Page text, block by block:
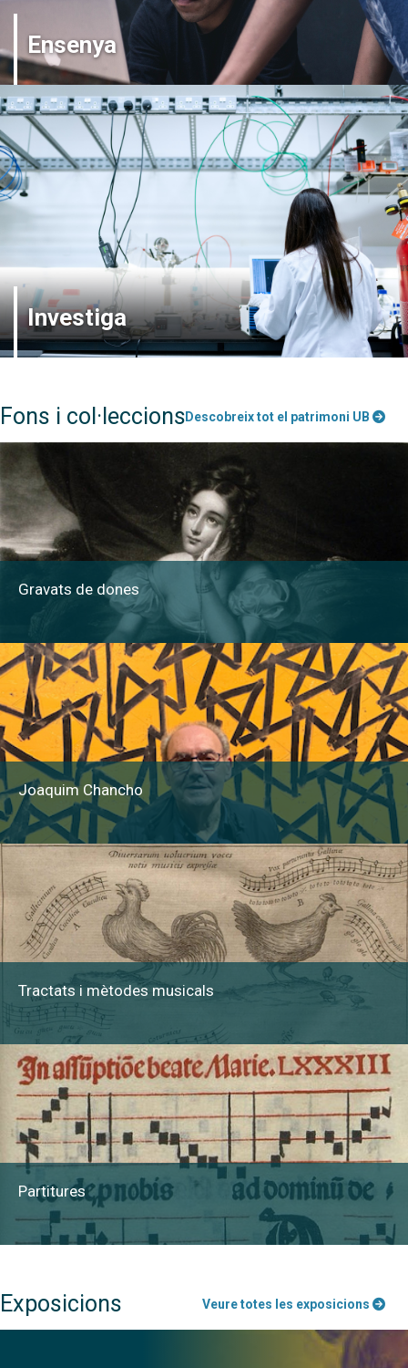
Ensenya
Investiga
Fons i col·leccionsDescobreix tot el patrimoni UB
Gravats de dones
Joaquim Chancho
Tractats i mètodes musicals
Partitures
Exposicions Veure totes les exposicions